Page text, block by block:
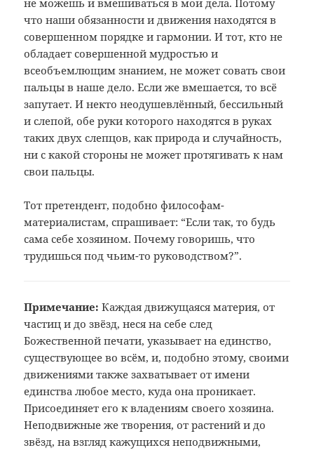
не можешь и вмешиваться в мои дела. Потому
что наши обязанности и движения находятся в
совершенном порядке и гармонии. И тот, кто не
обладает совершенной мудростью и
всеобъемлющим знанием, не может совать свои
пальцы в наше дело. Если же вмешается, то всё
запутает. И некто неодушевлённый, бессильный
и слепой, обе руки которого находятся в руках
таких двух слепцов, как природа и случайность,
ни с какой стороны не может протягивать к нам
свои пальцы.
Тот претендент, подобно философам-
материалистам, спрашивает: “Если так, то будь
сама себе хозяином. Почему говоришь, что
трудишься под чьим-то руководством?”.
Примечание: Каждая движущаяся материя, от
частици до звёзд, неся на себе след
Божественнойпечати, указывает на единство,
существующеево всём, и, подобно этому, своими
движениями также захватывает от имени
единства любое место, куда она проникает.
Присоединяет его к владениям своегохозяина.
Неподвижные же творения, отрастений и до
звёзд, на взгляд кажущихсянеподвижными,